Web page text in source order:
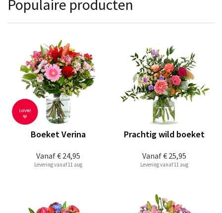
Populaire producten
Vanaf€ 24,95
Boeket Verina
Levering vanaf 11 aug
Vanaf€ 25,95
Prachtig wild boeket
Levering vanaf 11 aug